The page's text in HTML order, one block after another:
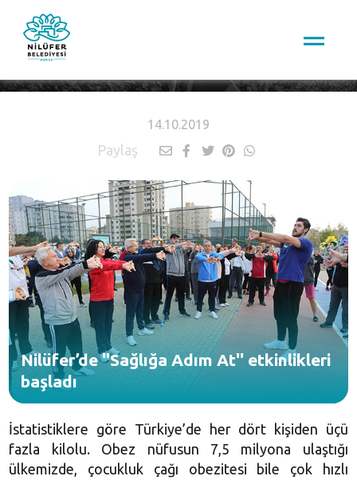
14.10.2019
Paylaş
Nilüfer’de ''Sağlığa Adım At'' etkinlikleri
başladı
İstatistiklere göre Türkiye’de her dört kişiden üçü
fazla kilolu. Obez nüfusun 7,5 milyona ulaştığı
ülkemizde, çocukluk çağı obezitesi bile çok hızlı